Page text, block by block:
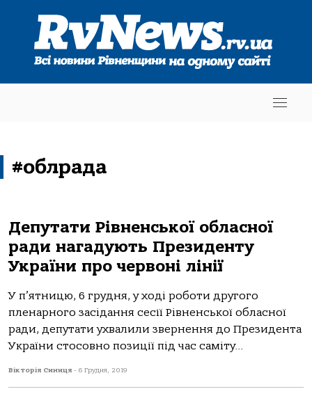
#облрада
Депутати Рівненської обласної
ради нагадують Президенту
України про червоні лінії
У п’ятницю, 6 грудня, у ході роботи другого
пленарного засідання сесії Рівненської обласної
ради, депутати ухвалили звернення до Президента
України стосовно позиції під час саміту...
Вікторія Синиця - 6 Грудня, 2019